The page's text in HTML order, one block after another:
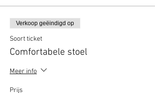
Verkoop geëindigd op
Soort ticket
Comfortabele stoel
Meer info
Prijs